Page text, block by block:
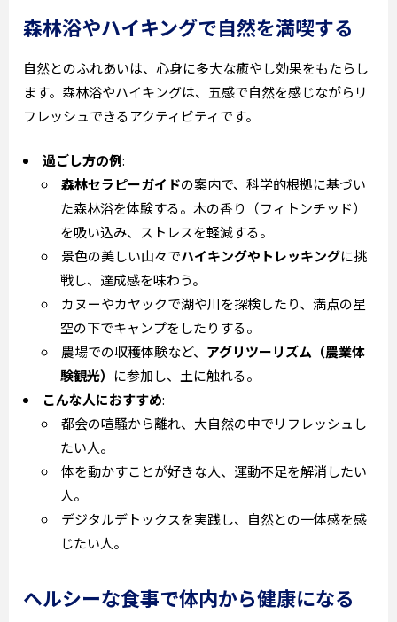
森林浴やハイキングで自然を満喫する
自然とのふれあいは、心身に多大な癒やし効果をもたらし
ます。森林浴やハイキングは、五感で自然を感じながらリ
フレッシュできるアクティビティです。
過ごし方の例:
森林セラピーガイドの案内で、科学的根拠に基づい
た森林浴を体験する。木の香り（フィトンチッド）
を吸い込み、ストレスを軽減する。
景色の美しい山々でハイキングやトレッキングに挑
戦し、達成感を味わう。
カヌーやカヤックで湖や川を探検したり、満点の星
空の下でキャンプをしたりする。
農場での収穫体験など、 アグリツーリズム（農業体
験観光） に参加し、土に触れる。
こんな人におすすめ:
都会の喧騒から離れ、大自然の中でリフレッシュし
たい人。
体を動かすことが好きな人、運動不足を解消したい
人。
デジタルデトックスを実践し、自然との一体感を感
じたい人。
ヘルシーな食事で体内から健康になる